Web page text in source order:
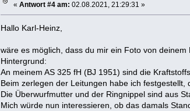
« Antwort #4 am: 02.08.2021, 21:29:31 »
Hallo Karl-Heinz,
wäre es möglich, dass du mir ein Foto von
Hintergrund:
An meinem AS 325 fH (BJ 1951) sind die
Beim zerlegen der Leitungen habe ich
Die Überwurfmutter und der Ringnippel sind aus
Mich würde nun interessieren, ob das damals